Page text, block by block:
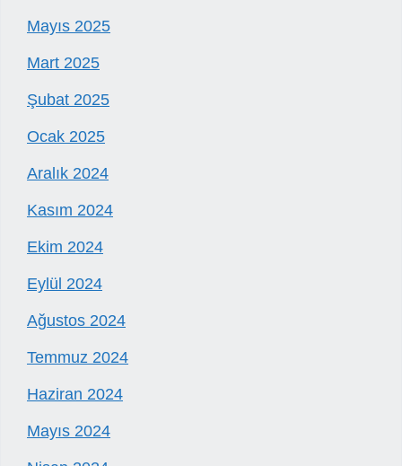
Mayıs 2025
Mart 2025
Şubat 2025
Ocak 2025
Aralık 2024
Kasım 2024
Ekim 2024
Eylül 2024
Ağustos 2024
Temmuz 2024
Haziran 2024
Mayıs 2024